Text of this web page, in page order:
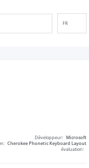
FR
NN
Développeur: Microsoft
Cherokee Phonetic Keyboard Layout
évaluation: